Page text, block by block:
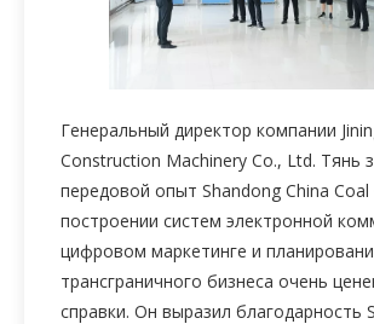
Генеральный директор компании
Construction Machinery Co., Ltd. Тянь
передовой опыт Shandong China Coal
построении систем электронной
цифровом маркетинге и
трансграничного бизнеса очень
справки. Он выразил благодарность